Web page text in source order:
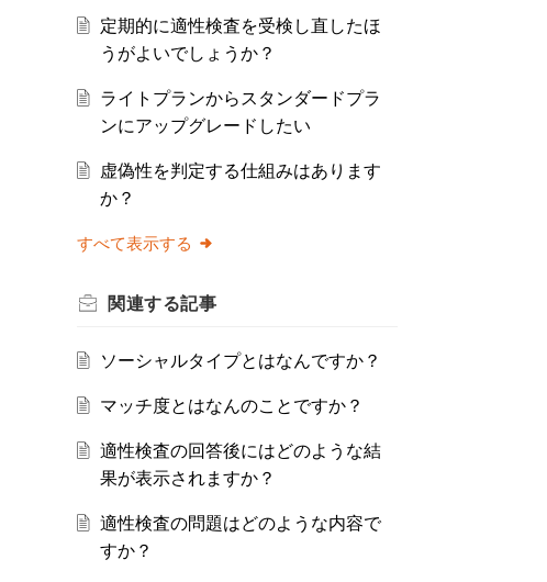
定期的に適性検査を受検し直したほ
うがよいでしょうか？
ライトプランからスタンダードプラ
ンにアップグレードしたい
虚偽性を判定する仕組みはあります
か？
すべて表示する
関連する記事
ソーシャルタイプとはなんですか？
マッチ度とはなんのことですか？
適性検査の回答後にはどのような結
果が表示されますか？
適性検査の問題はどのような内容で
すか？